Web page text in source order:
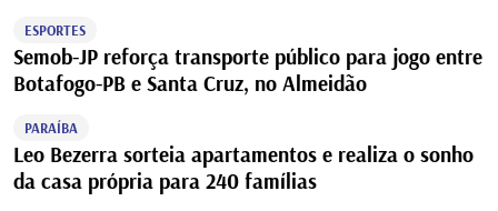
ESPORTES
Semob-JP reforça transporte público para jogo entre
Botafogo-PB e Santa Cruz, no Almeidão
PARAÍBA
Leo Bezerra sorteia apartamentos e realiza o sonho
da casa própria para 240 famílias